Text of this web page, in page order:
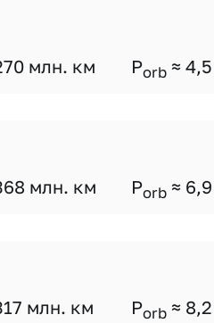
млн. км Porb ≈ 4,5
млн. км Porb ≈ 6,9
млн. км Porb ≈ 8,2